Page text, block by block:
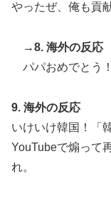
やったぜ、俺も貢
→8. 海外の反応
パパおめでとう！
9. 海外の反応
いけいけ韓国！「
YouTubeで煽って
れ。